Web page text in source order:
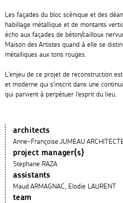
Les façades du bloc scénique et des
habillage métallique et de montants
écho aux façades de béton/cailloux
Maison des Artistes quand à elle se
métalliques aux tons rouges.
L'enjeu de ce projet de reconstruction
et moderne qui s'inscrit dans une
qui parvient à perpétuer l'esprit du lieu.
architects
Anne-Françoise JUMEAU
project manager(s)
Stephane RAZA
assistants
Maud ARMAGNAC, Elodie LAURENT
team